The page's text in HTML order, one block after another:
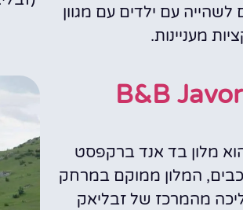
עם ילדים עם מגוון
מעניינות.
B&B
הוא מלון בד אנד ברקפסט
המלון ממוקם במרחק
מהמרכז של זבליאק